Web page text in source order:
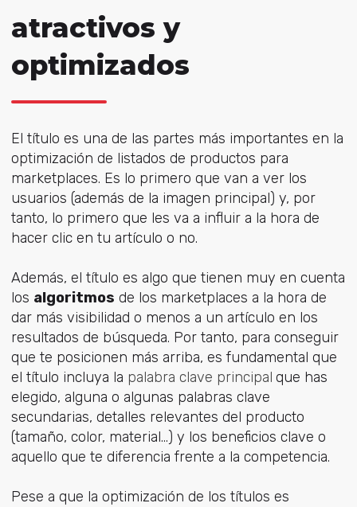
atractivos y
optimizados
El título es una de las partes más importantes en la
optimización de listados de productos para
marketplaces. Es lo primero que van a ver los
usuarios (además de la imagen principal) y, por
tanto, lo primero que les va a influir a la hora de
hacer clic en tu artículo o no.
Además, el título es algo que tienen muy en cuenta
los algoritmos de los marketplaces a la hora de
dar más visibilidad o menos a un artículo en los
resultados de búsqueda. Por tanto, para conseguir
que te posicionen más arriba, es fundamental que
el título incluya la palabra clave principal que has
elegido, alguna o algunas palabras clave
secundarias, detalles relevantes del producto
(tamaño, color, material…) y los beneficios clave o
aquello que te diferencia frente a la competencia.
Pese a que la optimización de los títulos es